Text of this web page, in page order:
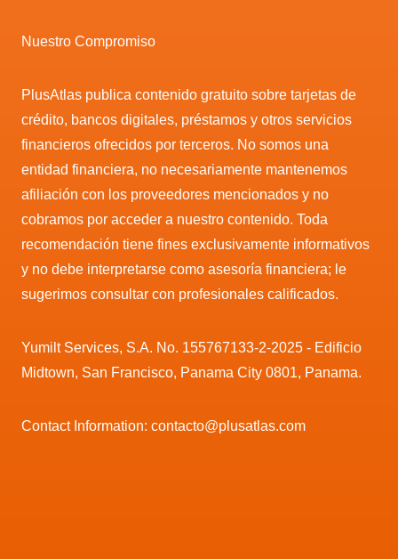
Nuestro Compromiso
PlusAtlas publica contenido gratuito sobre tarjetas de
crédito, bancos digitales, préstamos y otros servicios
financieros ofrecidos por terceros. No somos una
entidad financiera, no necesariamente mantenemos
afiliación con los proveedores mencionados y no
cobramos por acceder a nuestro contenido. Toda
recomendación tiene fines exclusivamente informativos
y no debe interpretarse como asesoría financiera; le
sugerimos consultar con profesionales calificados.
Yumilt Services, S.A. No. 155767133-2-2025 - Edificio
Midtown, San Francisco, Panama City 0801, Panama.
Contact Information: contacto@plusatlas.com